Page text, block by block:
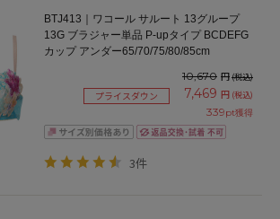
BTJ413｜ワコール サルート 13グループ
13G ブラジャー単品 P-upタイプ BCDEFG
カップ アンダー65/70/75/80/85cm
10,670 円(税込)
プライスダウン 7,469 円 (税込)
339pt獲得
3件